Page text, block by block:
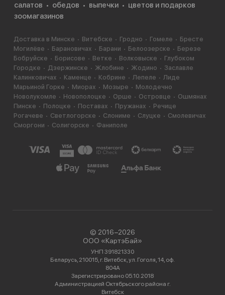
салатов
обедов выпечки
цветов и подарков
зоомагазинов
Доставка в Минске Витебске Гродно Гомеле
Бресте
Могилёве
Барановичах Барани Белоозерске
Березе
Бобруйске
Борисове Ветке Волковыске
Глубоком
Городке
Дзержинске Жлобине Жодино
Заславле
Калинковичах
Каменце Кобрине Лепеле
Лиде
Марьиной Горке
Миорах Мозыре
Молодечно
Новолукомле
Новополоцке Орше Островце
Ошмянах
Пинске
Полоцке Поставах Пружанах
Речице
Рогачеве
Светлогорске Слониме Слуцке
Смолевичах
Сморгони
Солигорске Фаниполе
© 2016−2026
ООО «КартэБай»
УНП 391821330
Беларусь, 210015, г. Витебск, ул. Гоголя, 14, оф.
804А
Зарегистрировано 05.10.2018
Администрацией Октябрьского района г.
Витебск